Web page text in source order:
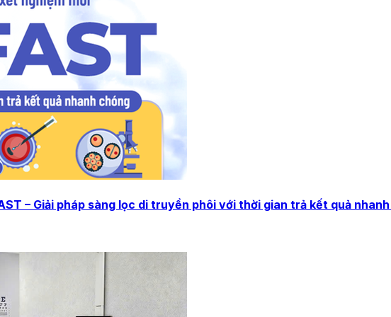
– Giải pháp sàng lọc di truyền phôi với thời gian trả kết quả